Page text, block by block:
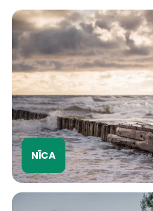
NĪCA